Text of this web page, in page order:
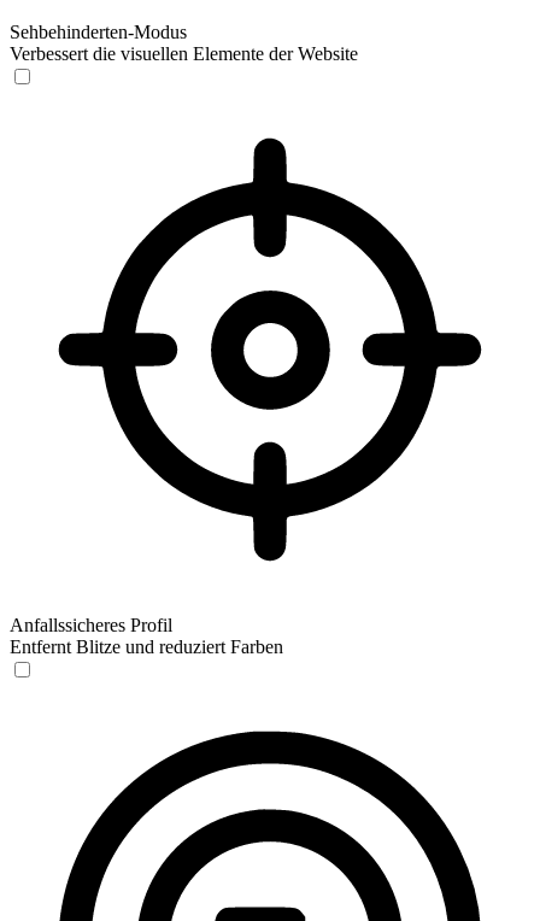
Sehbehinderten-Modus
Verbessert die visuellen Elemente der Website
Anfallssicheres Profil
Entfernt Blitze und reduziert Farben